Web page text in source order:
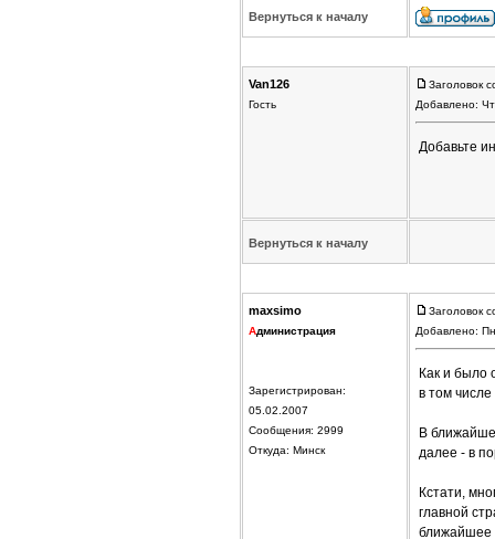
Вернуться к началу
Van126
Гость
Заголовок
Добавлено:
Добавьте
Вернуться к началу
maxsimo
Администрация
Зарегистрирован:
05.02.2007
Сообщения: 2999
Откуда: Минск
Заголовок
Добавлено:
Как и было
в том
В
далее - в
Кстати,
главной
ближайшее